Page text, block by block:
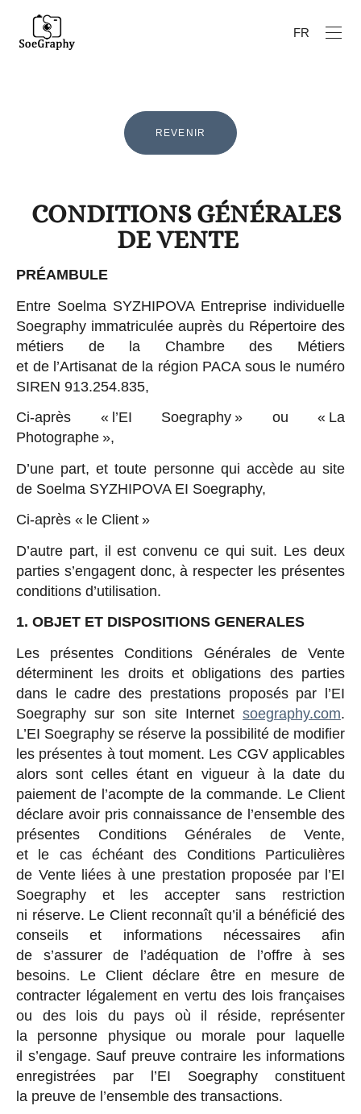
FR
REVENIR
CONDITIONS GÉNÉRALES
DE VENTE
PRÉAMBULE
Entre Soelma SYZHIPOVA Entreprise individuelle
Soegraphy immatriculée auprès du Répertoire des
métiers de la Chambre des Métiers
et de l’Artisanat de la région PACA sous le numéro
SIREN 913.254.835,
Ci-après « l’EI Soegraphy » ou « La
Photographe »,
D’une part, et toute personne qui accède au site
de Soelma SYZHIPOVA EI Soegraphy,
Ci-après « le Client »
D’autre part, il est convenu ce qui suit. Les deux
parties s’engagent donc, à respecter les présentes
conditions d’utilisation.
1. OBJET ET DISPOSITIONS GENERALES
Les présentes Conditions Générales de Vente
déterminent les droits et obligations des parties
dans le cadre des prestations proposés par l’EI
Soegraphy sur son site Internet soegraphy.com.
L’EI Soegraphy se réserve la possibilité de modifier
les présentes à tout moment. Les CGV applicables
alors sont celles étant en vigueur à la date du
paiement de l’acompte de la commande. Le Client
déclare avoir pris connaissance de l’ensemble des
présentes Conditions Générales de Vente,
et le cas échéant des Conditions Particulières
de Vente liées à une prestation proposée par l’EI
Soegraphy et les accepter sans restriction
ni réserve. Le Client reconnaît qu’il a bénéficié des
conseils et informations nécessaires afin
de s’assurer de l’adéquation de l’offre à ses
besoins. Le Client déclare être en mesure de
contracter légalement en vertu des lois françaises
ou des lois du pays où il réside, représenter
la personne physique ou morale pour laquelle
il s’engage. Sauf preuve contraire les informations
enregistrées par l’EI Soegraphy constituent
la preuve de l’ensemble des transactions.